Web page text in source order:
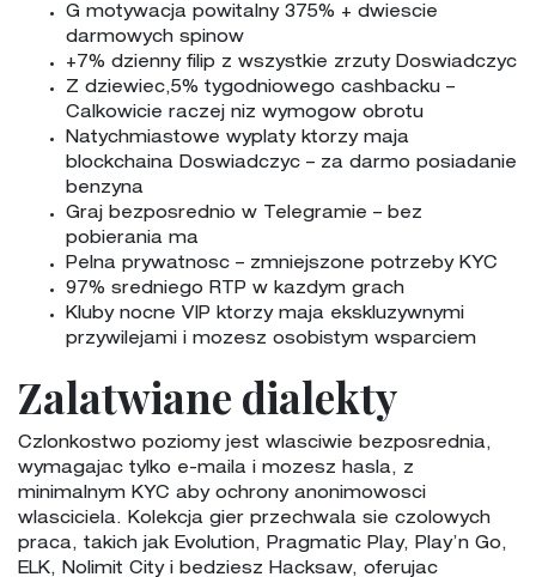
G motywacja powitalny 375% + dwiescie
darmowych spinow
+7% dzienny filip z wszystkie zrzuty Doswiadczyc
Z dziewiec,5% tygodniowego cashbacku –
Calkowicie raczej niz wymogow obrotu
Natychmiastowe wyplaty ktorzy maja
blockchaina Doswiadczyc – za darmo posiadanie
benzyna
Graj bezposrednio w Telegramie – bez
pobierania ma
Pelna prywatnosc – zmniejszone potrzeby KYC
97% sredniego RTP w kazdym grach
Kluby nocne VIP ktorzy maja ekskluzywnymi
przywilejami i mozesz osobistym wsparciem
Zalatwiane dialekty
Czlonkostwo poziomy jest wlasciwie bezposrednia,
wymagajac tylko e-maila i mozesz hasla, z
minimalnym KYC aby ochrony anonimowosci
wlasciciela. Kolekcja gier przechwala sie czolowych
praca, takich jak Evolution, Pragmatic Play, Play’n Go,
ELK, Nolimit City i bedziesz Hacksaw, oferujac